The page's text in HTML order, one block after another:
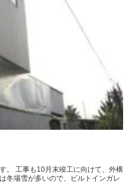
。 工事も10月末竣工に向けて、外構